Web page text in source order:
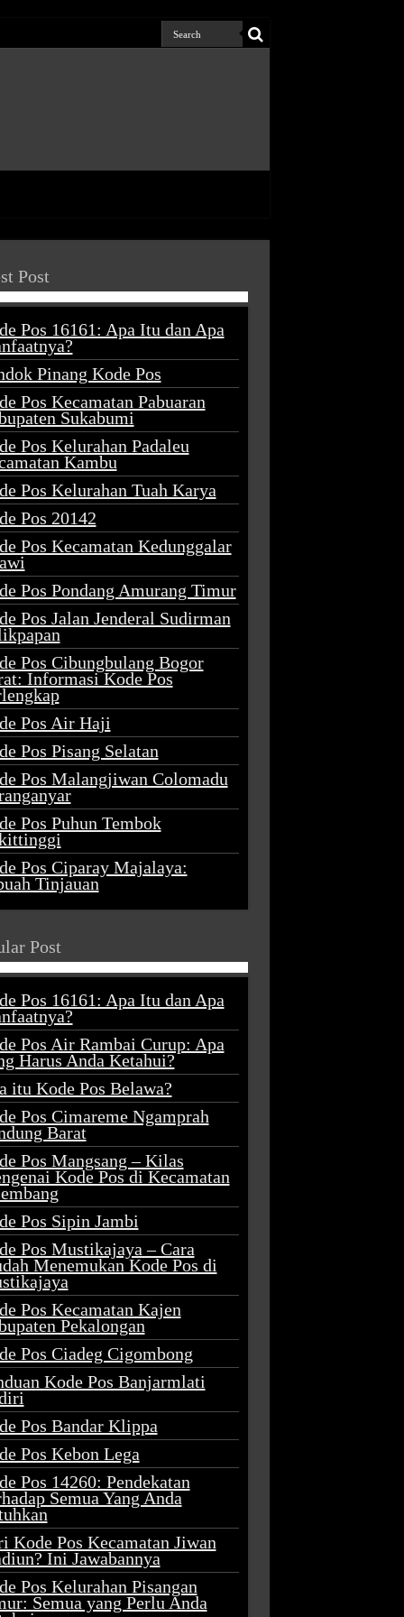
Post
Pos 16161: Apa Itu dan Apa
Pinang Kode Pos
Pos Kecamatan Pabuaran
Sukabumi
Pos Kelurahan Padaleu
Kambu
Pos Kelurahan Tuah Karya
Pos 20142
Pos Kecamatan Kedunggalar
Pos Pondang Amurang Timur
Pos Jalan Jenderal Sudirman
Pos Cibungbulang Bogor
Informasi Kode Pos
Pos Air Haji
Pos Pisang Selatan
Pos Malangjiwan Colomadu
Pos Puhun Tembok
Pos Ciparay Majalaya:
Tinjauan
Post
Pos 16161: Apa Itu dan Apa
Pos Air Rambai Curup: Apa
Harus Anda Ketahui?
itu Kode Pos Belawa?
Pos Cimareme Ngamprah
Barat
Pos Mangsang – Kilas
Kode Pos di Kecamatan
Pos Sipin Jambi
Pos Mustikajaya – Cara
Menemukan Kode Pos di
Pos Kecamatan Kajen
Pekalongan
Pos Ciadeg Cigombong
Kode Pos Banjarmlati
Pos Bandar Klippa
Pos Kebon Lega
Pos 14260: Pendekatan
Semua Yang Anda
Kode Pos Kecamatan Jiwan
Ini Jawabannya
Pos Kelurahan Pisangan
Semua yang Perlu Anda